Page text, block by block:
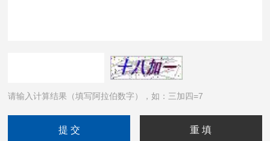
请输入计算结果（填写阿拉伯数字），如：三加四=7